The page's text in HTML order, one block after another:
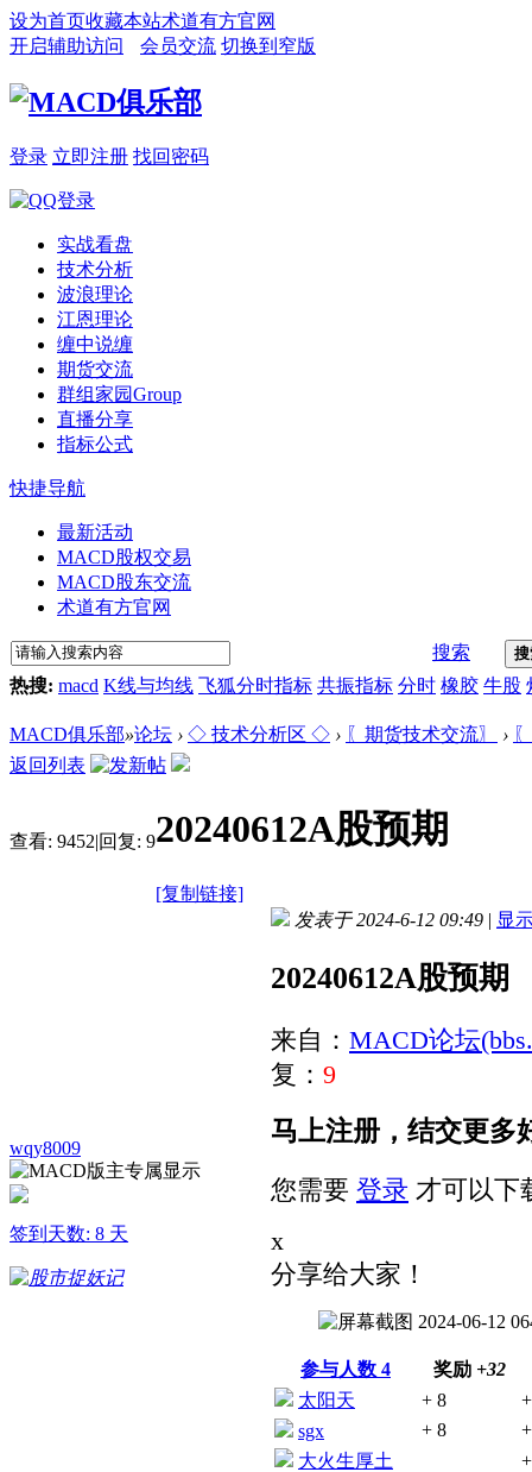
设为首页收藏本站术道有方官网
开启辅助访问
会员交流 切换到窄版
登录 立即注册 找回密码
实战看盘
技术分析
波浪理论
江恩理论
缠中说缠
期货交流
群组家园Group
直播分享
指标公式
快捷导航
最新活动
MACD股权交易
MACD股东交流
术道有方官网
搜索
热搜: macd K线与均线 飞狐分时指标 共振指标 分时 橡胶 牛股
MACD俱乐部»论坛 › ◇ 技术分析区 ◇ › 〖期货技术交流〗 ›
返回列表
查看: 9452|回复: 920240612A股预期
[复制链接]
wqy8009
签到天数: 8 天
发表于 2024-6-12 09:49 | 显
20240612A股预期
来自： MACD论坛
复： 9
马上注册，结交更多
您需要 登录 才可以下
x
分享给大家！
参与人数 4 奖励 +32
太阳天
+ 8
sgx
+ 8
大火生厚土